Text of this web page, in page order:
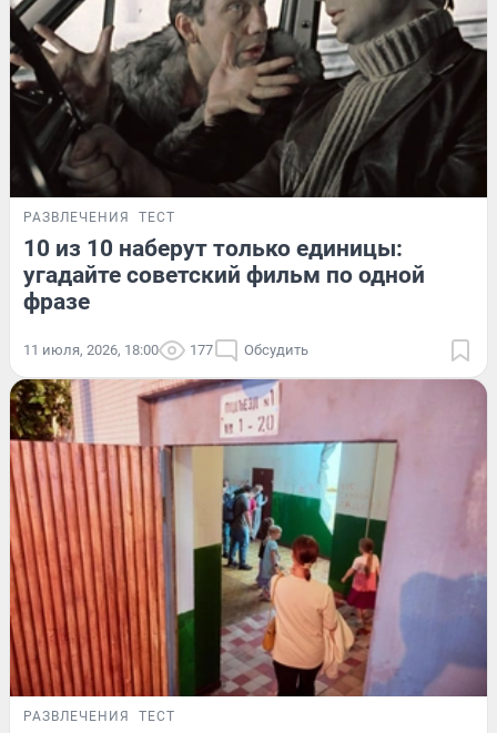
РАЗВЛЕЧЕНИЯ ТЕСТ
10 из 10 наберут только единицы:
угадайте советский фильм по одной
фразе
11 июля, 2026, 18:00 177 Обсудить
РАЗВЛЕЧЕНИЯ ТЕСТ